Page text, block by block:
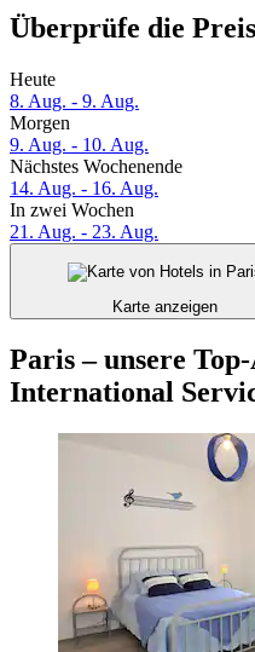
Überprüfe die
Heute
8. Aug. - 9. Aug.
Morgen
9. Aug. - 10. Aug.
Nächstes Wochenende
14. Aug. - 16. Aug.
In zwei Wochen
21. Aug. - 23. Aug.
Karte anzeigen
Paris – unsere
International